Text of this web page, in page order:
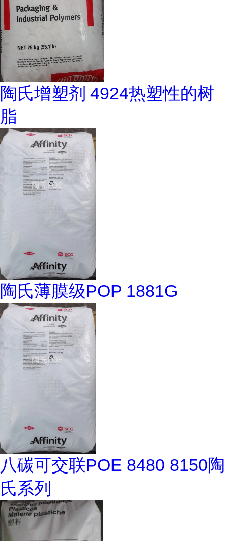
陶氏增塑剂 4924热塑性的树
脂
陶氏薄膜级POP 1881G
八碳可交联POE 8480 8150陶
氏系列